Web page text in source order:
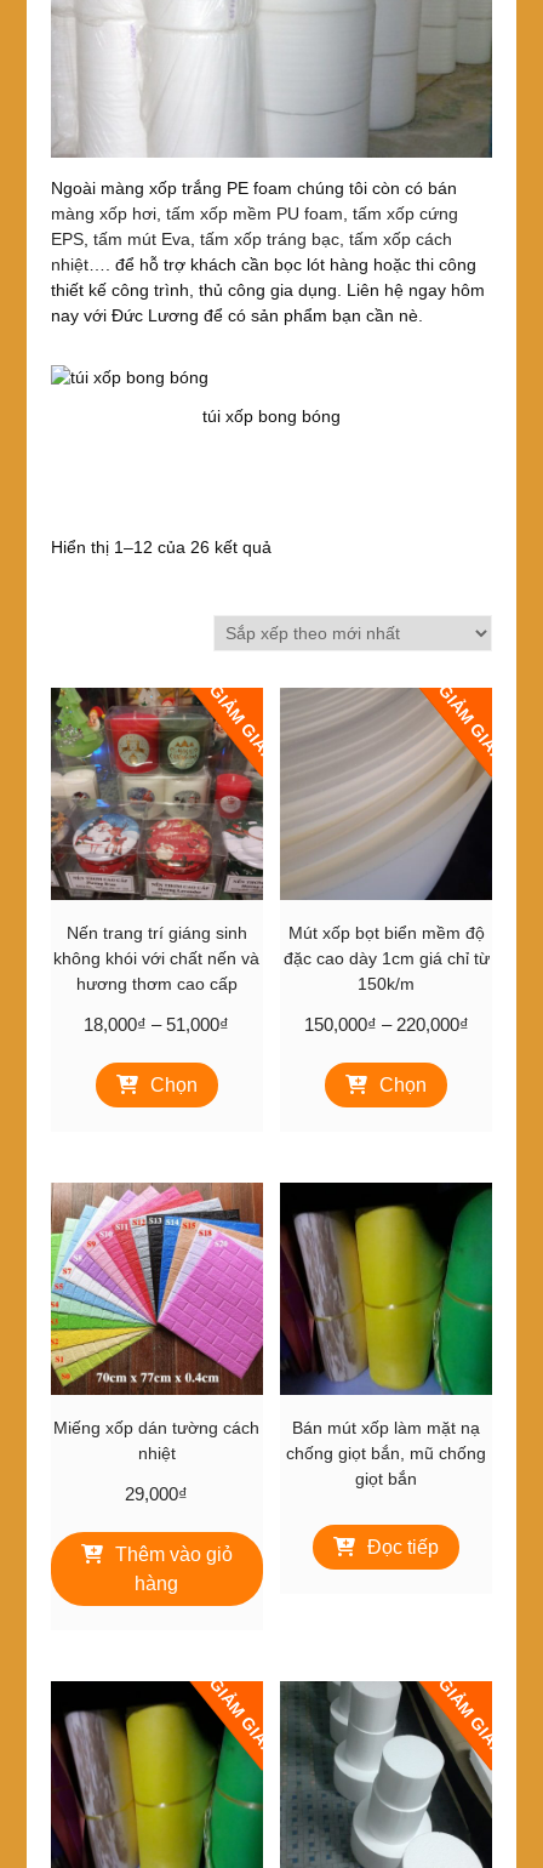
Ngoài màng xốp trắng PE foam chúng tôi còn có bán
màng xốp hơi, tấm xốp mềm PU foam tấm xốp cứng
EPS, tấm mút Eva tấm xốp tráng bạc, tấm xốp cách
nhiệt…. để hỗ trợ khách cần bọc lót hàng hoặc thi công
thiết kế công trình, thủ công gia dụng. Liên hệ ngay hôm
nay với Đức Lương để có sản phẩm bạn cần nè.
túi xốp bong bóng
Hiển thị 1–12 của 26 kết quảĐã
theo
mới
GIẢM GIÁ!
Nến trang trí giáng sinh
không khói với chất nến và
hương thơm cao cấp
18,000₫ – 51,000₫
Chọn
phẩm
biến
thể.
Các
tùy
chọn
có
thể
được
chọn
trên
GIẢM GIÁ!
Mút xốp bọt biển mềm độ
đặc cao dày 1cm giá chỉ từ
150k/m
150,000₫ – 220,000₫Khoảng
Chọn
phẩm
biến
thể.
Các
tùy
chọn
chọn
trên
trang
Miếng xốp dán tường cách
nhiệt
29,000₫
Thêm vào giỏ
hàng
Bán mút xốp làm mặt nạ
chống giọt bắn, mũ chống
giọt bắn
Đọc tiếp
GIẢM GIÁ! GIẢM GIÁ!